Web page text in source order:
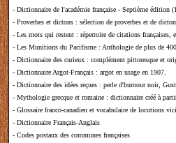
- Dictionnaire de l'académie française - Septième édition
- Proverbes et dictons : sélection de proverbes et de
- Les mots qui restent : répertoire de citations françaises,
- Les Munitions du Pacifisme : Anthologie de plus de
- Dictionnaire des curieux : complément pittoresque et
- Dictionnaire Argot-Français : argot en usage en 1907.
- Dictionnaire des idées reçues : perle d'humour noir,
- Mythologie grecque et romaine : dictionnaire créé à
- Glossaire franco-canadien et vocabulaire de locutions
- Dictionnaire Français-Anglais
- Codes postaux des communes françaises